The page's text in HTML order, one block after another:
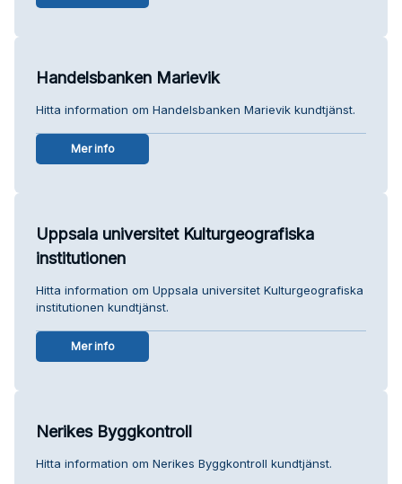
Handelsbanken Marievik
Hitta information om Handelsbanken Marievik kundtjänst.
Mer info
Uppsala universitet Kulturgeografiska
institutionen
Hitta information om Uppsala universitet Kulturgeografiska
institutionen kundtjänst.
Mer info
Nerikes Byggkontroll
Hitta information om Nerikes Byggkontroll kundtjänst.